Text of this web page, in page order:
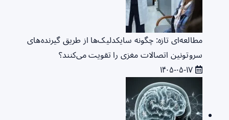
مطالعه‌ای تازه: چگونه سایکدلیک‌ها از طریق گیرنده‌های
سروتونین اتصالات مغزی را تقویت می‌کنند؟